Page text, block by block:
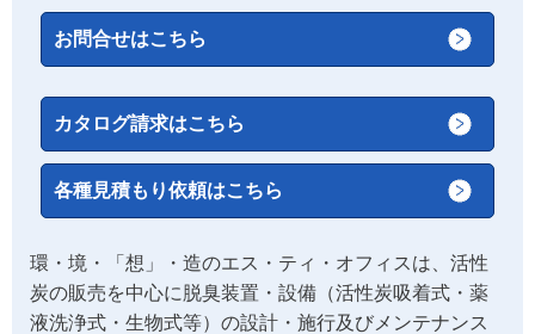
お問合せはこちら
カタログ請求はこちら
各種見積もり依頼はこちら
環・境・「想」・造のエス・ティ・オフィスは、活性
炭の販売を中心に脱臭装置・設備（活性炭吸着式・薬
液洗浄式・生物式等）の設計・施行及びメンテナンス